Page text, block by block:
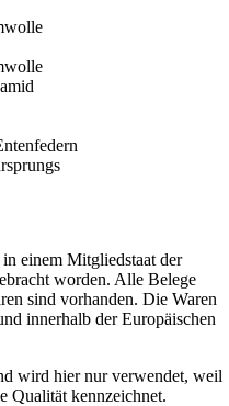
einem Mitgliedstaat der
worden. Alle Belege
sind vorhanden. Die Waren
innerhalb der Europäischen
wird hier nur verwendet, weil
Qualität kennzeichnet.